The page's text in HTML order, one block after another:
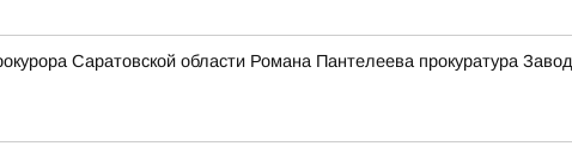
Саратовской области Романа Пантелеева прокуратура